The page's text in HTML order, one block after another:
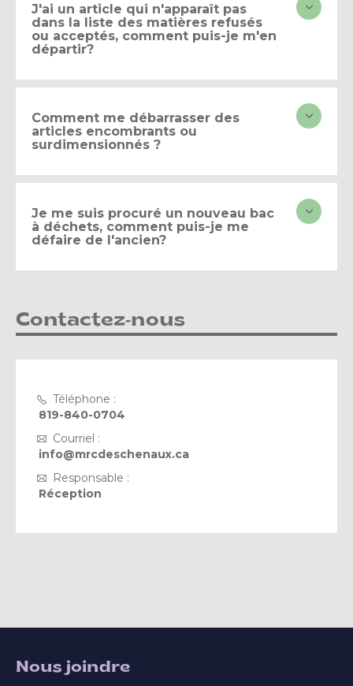
J'ai un article qui n'apparaît pas
dans la liste des matières refusés
ou acceptés, comment puis-je m'en
départir?
Comment me débarrasser des
articles encombrants ou
surdimensionnés ?
Je me suis procuré un nouveau bac
à déchets, comment puis-je me
défaire de l'ancien?
Contactez-nous
Téléphone :
819-840-0704
Courriel :
info@mrcdeschenaux.ca
Responsable :
Réception
Nous joindre